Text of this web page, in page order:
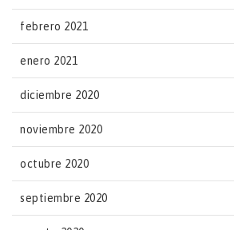
febrero 2021
enero 2021
diciembre 2020
noviembre 2020
octubre 2020
septiembre 2020